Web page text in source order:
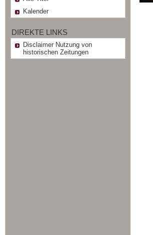
Kalender
DIREKTE LINKS
Disclaimer Nutzung von
historischen Zeitungen